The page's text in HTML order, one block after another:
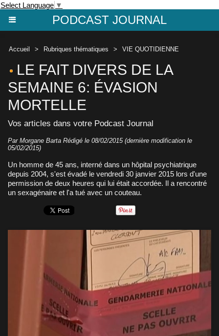
Select Language ▼
PODCAST JOURNAL
Accueil > Rubriques thématiques > VIE QUOTIDIENNE
LE FAIT DIVERS DE LA
SEMAINE 6: ÉVASION
MORTELLE
Vos articles dans votre Podcast Journal
Par Morgane Barta Rédigé le 08/02/2015 (dernière modification le
05/02/2015)
Un homme de 45 ans, interné dans un hôpital psychiatrique
depuis 2004, s'est évadé le vendredi 30 janvier 2015 lors d'une
permission de deux heures qui lui était accordée. Il a rencontré
un sexagénaire et l'a tué avec un couteau.